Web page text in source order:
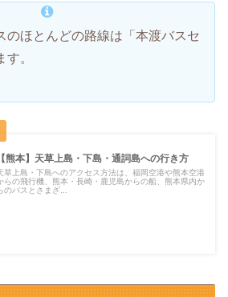
のほとんどの路線は「本渡バスセ
。
【熊本】天草上島・下島・通詞島への行き方
草上島・下島へのアクセス方法は、福岡空港や熊本空港
らの飛行機、熊本・長崎・鹿児島からの船、熊本県内か
のバスとさまざ...